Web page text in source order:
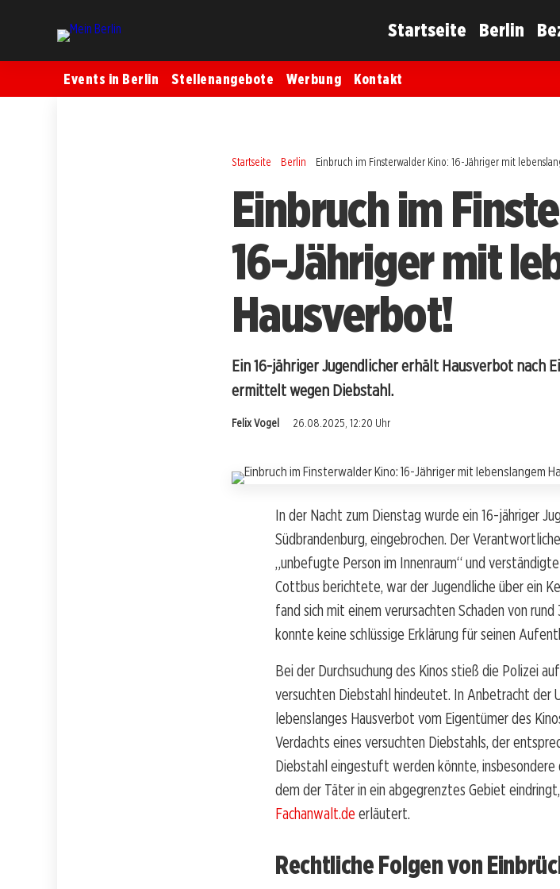
Startseite Berlin
Events in Berlin Stellenangebote Werbung Kontakt
Startseite Berlin Einbruch im Finsterwalder Kino: 16-Jähriger mit
Einbruch im
16-Jähriger mit
Hausverbot!
Ein 16-jähriger Jugendlicher erhält Hausverbot nach
ermittelt wegen Diebstahl.
Felix Vogel 26.08.2025, 12:20 Uhr
In der Nacht zum Dienstag wurde ein 16-jähriger
Südbrandenburg, eingebrochen. Der
„unbefugte Person im Innenraum“ und
Cottbus berichtete, war der Jugendliche über ein
fand sich mit einem verursachten Schaden von
konnte keine schlüssige Erklärung für seinen
Bei der Durchsuchung des Kinos stieß die Polizei
versuchten Diebstahl hindeutet. In Anbetracht der
lebenslanges Hausverbot vom Eigentümer des
Verdachts eines versuchten Diebstahls, der
Diebstahl eingestuft werden könnte, insbesondere
dem der Täter in ein abgegrenztes Gebiet
Fachanwalt.de erläutert.
Rechtliche Folgen von